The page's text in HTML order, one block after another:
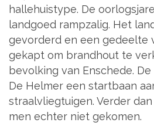
hallehuistype. De
landgoed rampzalig. Het
gevorderd en een gedeelte
gekapt om brandhout te
bevolking van Enschede.
De Helmer een startbaan
straalvliegtuigen. Verder
men echter niet gekomen.